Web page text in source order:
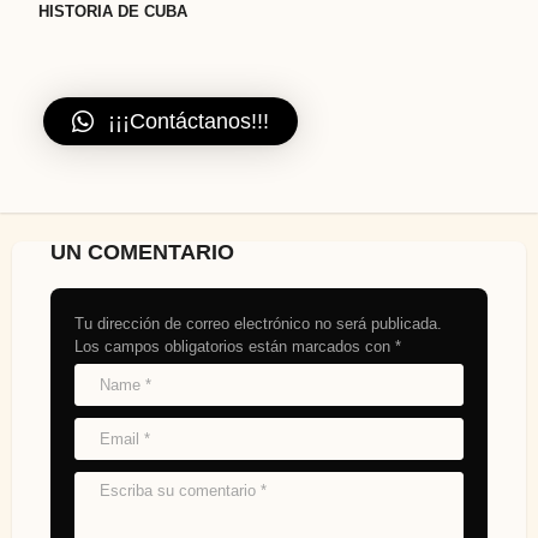
HISTORIA DE CUBA
¡¡¡Contáctanos!!!
UN COMENTARIO
Tu dirección de correo electrónico no será publicada.
Los campos obligatorios están marcados con *